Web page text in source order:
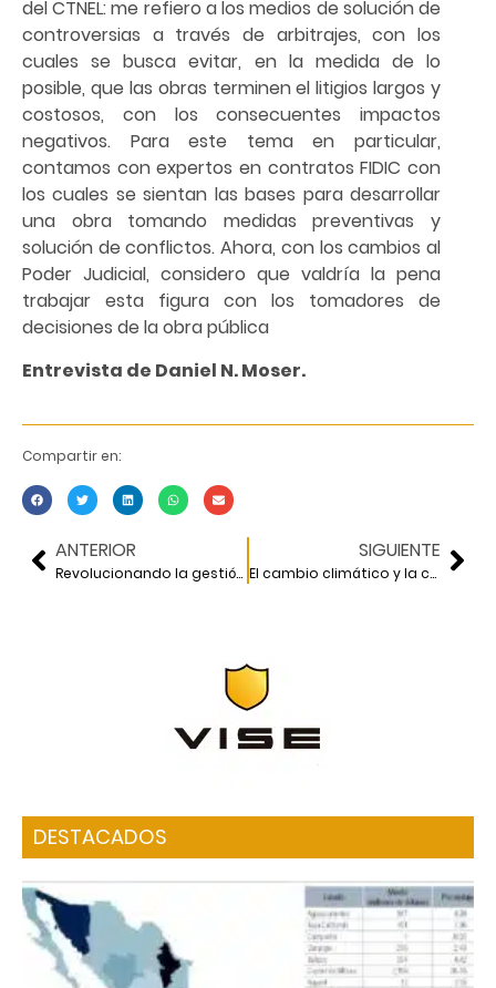
del CTNEL: me refiero a los medios de solución de
controversias a través de arbitrajes, con los
cuales se busca evitar, en la medida de lo
posible, que las obras terminen el litigios largos y
costosos, con los consecuentes impactos
negativos. Para este tema en particular,
contamos con expertos en contratos FIDIC con
los cuales se sientan las bases para desarrollar
una obra tomando medidas preventivas y
solución de conflictos. Ahora, con los cambios al
Poder Judicial, considero que valdría la pena
trabajar esta figura con los tomadores de
decisiones de la obra pública
Entrevista de Daniel N. Moser.
Compartir en:
ANTERIOR
Revolucionando la gestión vial
SIGUIENTE
El cambio climático y la construcción
DESTACADOS